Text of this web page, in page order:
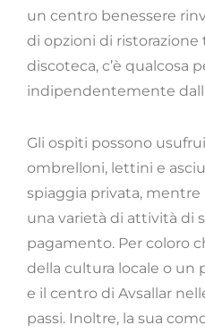
un centro benessere
di opzioni di ristorazione
discoteca, c’è qualcosa
indipendentemente
Gli ospiti possono
ombrelloni, lettini e
spiaggia privata, mentre
una varietà di attività di
pagamento. Per coloro
della cultura locale o un
e il centro di Avsallar
passi. Inoltre, la sua